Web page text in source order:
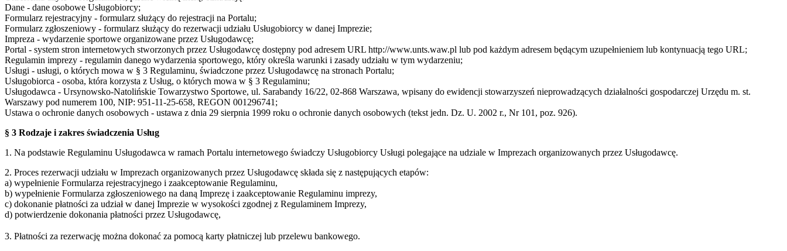
Dane - dane osobowe Usługobiorcy;
Formularz rejestracyjny - formularz służący do rejestracji na Portalu;
Formularz zgłoszeniowy - formularz służący do rezerwacji udziału Usługobiorcy w danej Imprezie;
Impreza - wydarzenie sportowe organizowane przez Usługodawcę;
Portal - system stron internetowych stworzonych przez Usługodawcę dostępny pod adresem URL http://www.unts.waw.pl lub pod każdym adresem będącym uzupełnieniem lub kontynuacją tego URL;
Regulamin imprezy - regulamin danego wydarzenia sportowego, który określa warunki i zasady udziału w tym wydarzeniu;
Usługi - usługi, o których mowa w § 3 Regulaminu, świadczone przez Usługodawcę na stronach Portalu;
Usługobiorca - osoba, która korzysta z Usług, o których mowa w § 3 Regulaminu;
Usługodawca - Ursynowsko-Natolińskie Towarzystwo Sportowe, ul. Sarabandy 16/22, 02-868 Warszawa, wpisany do ewidencji stowarzyszeń nieprowadzących działalności gospodarczej Urzędu m. st.
Warszawy pod numerem 100, NIP: 951-11-25-658, REGON 001296741;
Ustawa o ochronie danych osobowych - ustawa z dnia 29 sierpnia 1999 roku o ochronie danych osobowych (tekst jedn. Dz. U. 2002 r., Nr 101, poz. 926).
§ 3 Rodzaje i zakres świadczenia Usług
1. Na podstawie Regulaminu Usługodawca w ramach Portalu internetowego świadczy Usługobiorcy Usługi polegające na udziale w Imprezach organizowanych przez Usługodawcę.
2. Proces rezerwacji udziału w Imprezach organizowanych przez Usługodawcę składa się z następujących etapów:
a) wypełnienie Formularza rejestracyjnego i zaakceptowanie Regulaminu,
b) wypełnienie Formularza zgłoszeniowego na daną Imprezę i zaakceptowanie Regulaminu imprezy,
c) dokonanie płatności za udział w danej Imprezie w wysokości zgodnej z Regulaminem Imprezy,
d) potwierdzenie dokonania płatności przez Usługodawcę,
3. Płatności za rezerwację można dokonać za pomocą karty płatniczej lub przelewu bankowego.